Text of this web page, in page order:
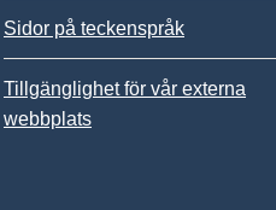
Sidor på teckenspråk
Tillgänglighet för vår externa
webbplats